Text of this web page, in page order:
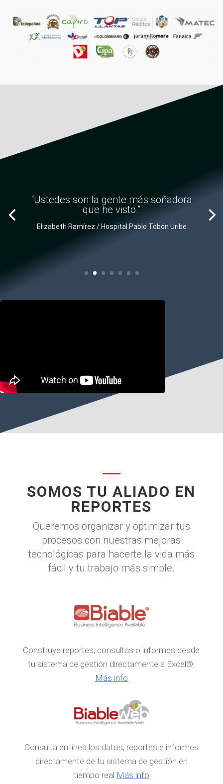
“Sus productos son excelentes tienen
credibilidad y cumplimiento en el
mercado.”
SOMOS TU ALIADO EN
REPORTES
Queremos organizar y optimizar tus
procesos con nuestras mejoras
tecnológicas para hacerte la vida más
fácil y tu trabajo más simple.
Construye reportes, consultas o informes desde
tu sistema de gestión directamente a Excel®.
Más info
Consulta en línea los datos, reportes e informes
directamente de tu sistema de gestión en
tiempo real Más info